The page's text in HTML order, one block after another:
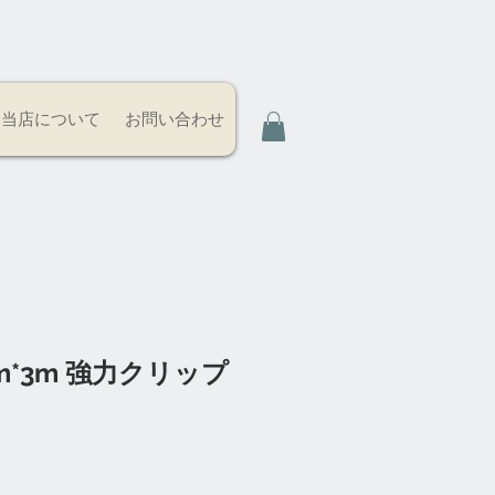
当店について お問い合わせ
強力クリップ